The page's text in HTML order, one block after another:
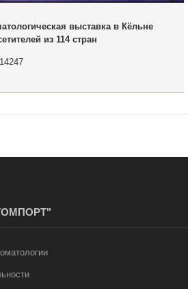
выставка в Кёльне
из 114 стран
14247